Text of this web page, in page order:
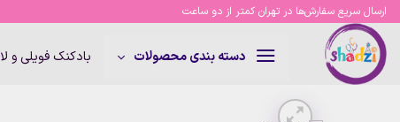
Skip
content
ارسال سریع سفارش‌ها در تهران کمتر از دو ساعت
دسته بندی محصولات بادکنک فویلی و